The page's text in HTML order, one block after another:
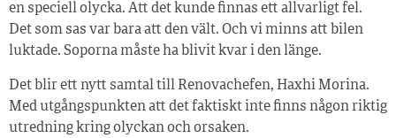
en speciell olycka. Att det kunde finnas ett allvarligt fel.
Det som sas var bara att den vält. Och vi minns att bilen
luktade. Soporna måste ha blivit kvar i den länge.
Det blir ett nytt samtal till Renovachefen, Haxhi Morina.
Med utgångspunkten att det faktiskt inte finns någon riktig
utredning kring olyckan och orsaken.